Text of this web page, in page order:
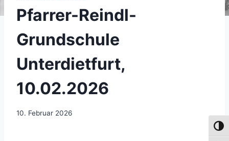
Pfarrer-Reindl-
Grundschule
Unterdietfurt,
10.02.2026
10. Februar 2026